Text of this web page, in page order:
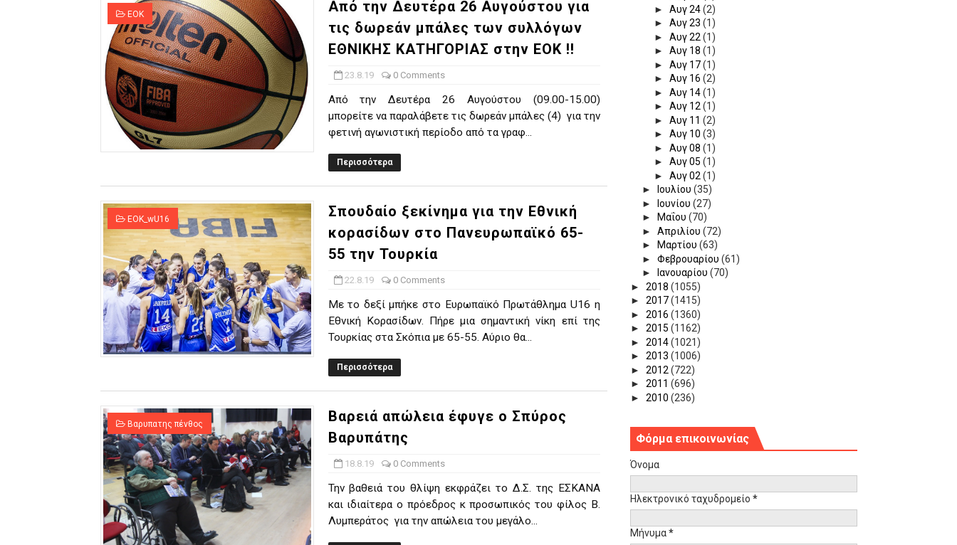
ΕΟΚ
Από την Δευτέρα 26 Αυγούστου για
τις δωρεάν μπάλες των συλλόγων
ΕΘΝΙΚΗΣ ΚΑΤΗΓΟΡΙΑΣ στην ΕΟΚ !!
23.8.19 0 Comments
Από την Δευτέρα 26 Αυγούστου (09.00-15.00)
μπορείτε να παραλάβετε τις δωρεάν μπάλες (4) για την
φετινή αγωνιστική περίοδο από τα γραφ...
Περισσότερα
EOK_wU16
Σπουδαίο ξεκίνημα για την Εθνική
κορασίδων στο Πανευρωπαϊκό 65-
55 την Τουρκία
22.8.19 0 Comments
Με το δεξί μπήκε στο Ευρωπαϊκό Πρωτάθλημα U16 η
Εθνική Κορασίδων. Πήρε μια σημαντική νίκη επί της
Τουρκίας στα Σκόπια με 65-55. Αύριο θα...
Περισσότερα
Βαρυπατης πένθος
Βαρειά απώλεια έφυγε ο Σπύρος
Βαρυπάτης
18.8.19 0 Comments
Την βαθειά του θλίψη εκφράζει το Δ.Σ. της ΕΣΚΑΝΑ
και ιδιαίτερα ο πρόεδρος κ προσωπικός του φίλος Β.
Λυμπεράτος για την απώλεια του μεγάλο...
►Αυγ 24(2)
►Αυγ 23(1)
►Αυγ 22(1)
►Αυγ 18(1)
►Αυγ 17(1)
►Αυγ 16(2)
►Αυγ 14(1)
►Αυγ 12(1)
►Αυγ 11(2)
►Αυγ 10(3)
►Αυγ 08(1)
►Αυγ 05(1)
►Αυγ 02(1)
►
Ιουλίου(35)
►
Ιουνίου(27)
► Μαΐου(70)
►Απριλίου(72)
► Μαρτίου(63)
►Φεβρουαρίου(61)
►
Ιανουαρίου(70)
► 2018 (1055)
► 2017(1415)
► 2016 (1360)
► 2015 (1162)
► 2014(1021)
► 2013 (1006)
► 2012 (722)
► 2011 (696)
► 2010 (236)
Φόρμα επικοινωνίας
Όνομα
Ηλεκτρονικό ταχυδρομείο *
Μήνυμα*